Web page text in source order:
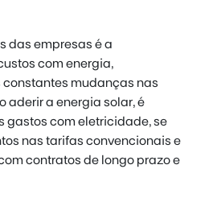
das empresas é a
com energia,
mudanças nas
aderir a energia solar, é
gastos com eletricidade, se
nas tarifas convencionais e
contratos de longo prazo e